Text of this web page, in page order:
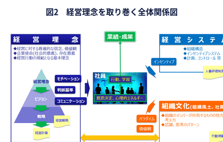
図2 経営理念を取り巻く全体関係図